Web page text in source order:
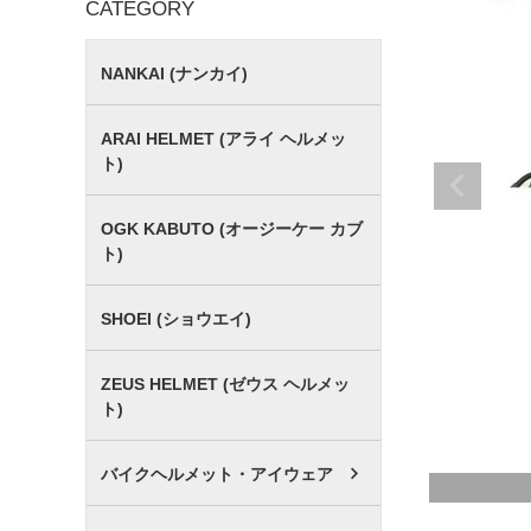
CATEGORY
NANKAI (ナンカイ)
ARAI HELMET (アライ ヘルメッ
ト)
OGK KABUTO (オージーケー カブ
ト)
SHOEI (ショウエイ)
ZEUS HELMET (ゼウス ヘルメッ
ト)
バイクヘルメット・アイウェア